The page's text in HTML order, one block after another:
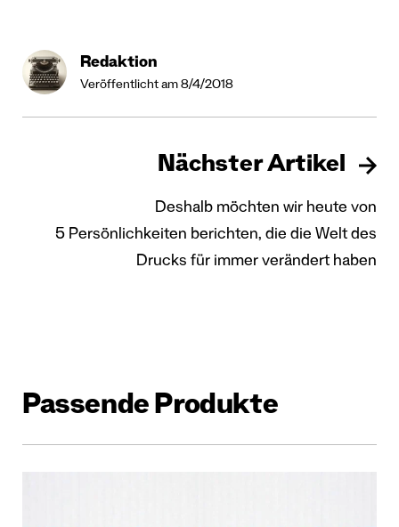
Redaktion
Veröffentlicht am 8/4/2018
Nächster Artikel
Deshalb möchten wir heute von
5 Persönlichkeiten berichten, die die Welt des
Drucks für immer verändert haben
Passende Produkte